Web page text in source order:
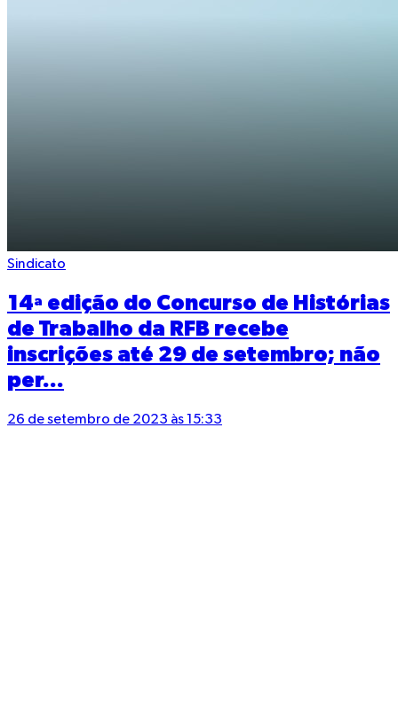
Sindicato
14ª edição do Concurso de Histórias
de Trabalho da RFB recebe
inscrições até 29 de setembro; não
per...
26 de setembro de 2023 às 15:33